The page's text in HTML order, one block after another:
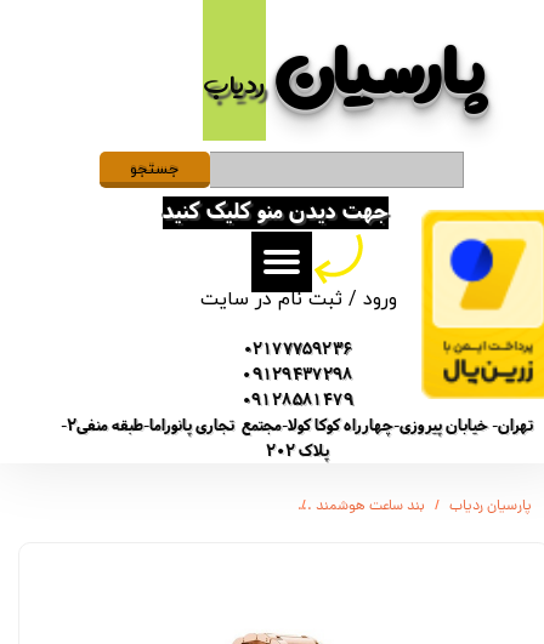
پارسیان​​​​​​​ردیاب
ورود /ثبت نام در سایت
حساب کاربری من
تغییر گذر واژه
سفارشات
خروج از حساب کاربری
02177759236
09129437298
09128581479
تهران- خیابان پیروزی-چهارراه کوکا کولا-مجتمع تجاری پانوراما-طبقه منفی2-
پلاک 202
جهت دیدن منو کلیک کنید
جستجو
پارسیان ردیاب بند ساعت هوشمند